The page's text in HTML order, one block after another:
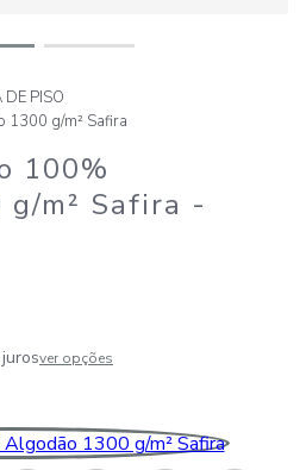
PISO
1300 g/m² Safira
100%
m² Safira -
ver opções